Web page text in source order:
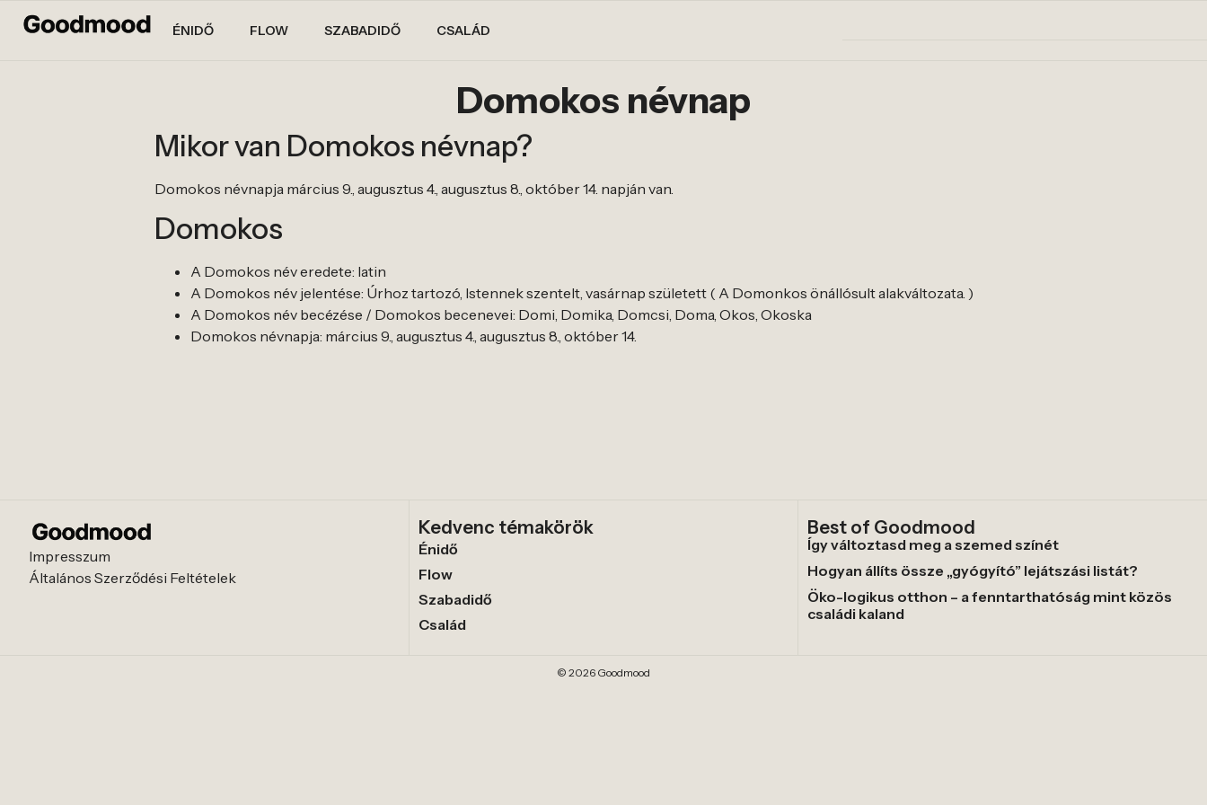
ÉNIDŐ FLOW SZABADIDŐ CSALÁD
Domokos névnap
Mikor van Domokos névnap?
Domokos névnapja március 9., augusztus 4., augusztus 8., október 14. napján van.
Domokos
A Domokos név eredete: latin
A Domokos név jelentése: Úrhoz tartozó, Istennek szentelt, vasárnap született ( A Domonkos önállósult alakváltozata. )
A Domokos név becézése / Domokos becenevei: Domi, Domika, Domcsi, Doma, Okos, Okoska
Domokos névnapja: március 9., augusztus 4., augusztus 8., október 14.
Impresszum
Általános Szerződési Feltételek
Kedvenc témakörök
Énidő
Flow
Szabadidő
Család
Best of Goodmood
Így változtasd meg a szemed színét
Hogyan állíts össze „gyógyító” lejátszási listát?
Öko-logikus otthon – a fenntarthatóság mint közös
családi kaland
© 2026 Goodmood